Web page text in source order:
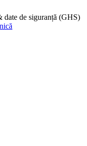
date de siguranță (GHS)